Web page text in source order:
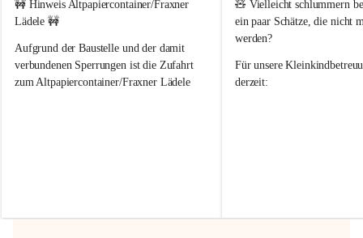
r
a
e
r
n
🚧 Hinweis Altpapiercontainer/Fraxner
Lädele 🚧
Aufgrund der Baustelle und der damit
verbundenen Sperrungen ist die Zufahrt
zum Altpapiercontainer/Fraxner Lädele
Hilfsbereitschaft!
r
a
x
r
n
🧸 Vielleicht schlummern
ein paar Schätze, die nicht
werden?
Für unsere
derzeit: